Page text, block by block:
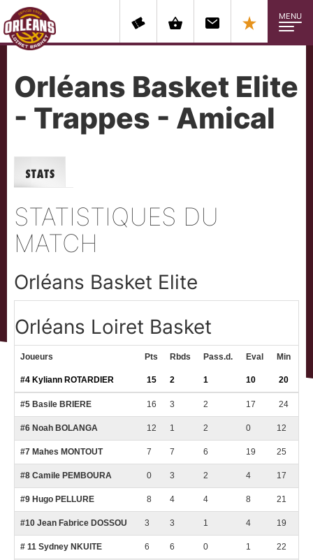
MENU
Orléans Basket Elite
- Trappes - Amical
STATISTIQUES DU
MATCH
Orléans Basket Elite
Orléans Loiret Basket
Joueurs Pts Rbds Pass.d. Eval Min
#4 Kyliann ROTARDIER 15 2 1 10 20
#5 Basile BRIERE 16 3 2 17 24
#6 Noah BOLANGA 12 1 2 0 12
#7 Mahes MONTOUT 7 7 6 19 25
#8 Camile PEMBOURA 0 3 2 4 17
#9 Hugo PELLURE 8 4 4 8 21
#10 Jean Fabrice DOSSOU 3 3 1 4 19
# 11 Sydney NKUITE 6 6 0 1 22